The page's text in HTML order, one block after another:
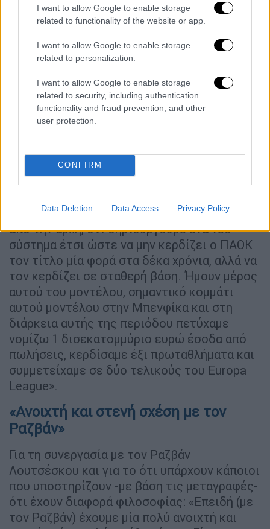
I want to allow Google to enable storage
related to functionality of the website or app.
I want to allow Google to enable storage
related to personalization.
I want to allow Google to enable storage
related to security, including authentication
functionality and fraud prevention, and other
user protection.
CONFIRM
Data Deletion Data Access Privacy Policy
πρέπει να σκέφτεται πάντα το κάτι
μεγαλύτερο. Ποτέ δεν εργάστηκα σε μία
ομάδα που δεν παλεύει για να γίνει
πρωταθλήτρια και το να γίνει πρωταθλητής
του ΠΑΟΚ. Φυσικά παράλληλα θέλουμε να
δημιουργήσουμε ένα επιχειρηματικό
μοντέλο για τον σύλλογο που θα του
ομάδα να πουλάει ποδοσφαιριστές με
περισσότερα χρήματα είναι σημαντική η
πορεία της στην Ευρώπη. Αυτό που θα ήθελα
είναι να αντιληφθούν ότι δημιουργούμε κάτι
από την αρχή, ότι δημιουργούμε ένα νέο
σύστημα έτσι ώστε να μην κερδίζει ο ΠΑΟΚ
τον τίτλο μία φορά στα δέκα χρόνια, αλλά να
τον κερδίζει σε σταθερή βάση. Ήμουν μέρος
αυτού του μοντέλου, σημαντικό κομμάτι
αυτού μοντέλου στην Μπενφίκα και στη
διάρκεια αυτής της περιόδου πετύχαμε
νομίζω 1 δισεκατομμύριο ευρώ έσοδα από
πωλήσεις, κερδίσαμε έξι πρωταθλήματα και
συμμετείχαμε σε δύο τελικούς του Europa
League».
«Ανοιχτή και στενή σχέση με τον
Ραζβάν»
Για τη συνεργασία με τον Ραζβάν
Λουτσέσκου και για το ότι υπάρχουν κάποιοι
που υποστηρίζουν -με βάση τις μεταγραφές-
ότι έχουν διαφορά φιλοσοφίας: «Επειδή (με
τον Ραζβάν) έχουμε μία πολύ ανοιχτή και